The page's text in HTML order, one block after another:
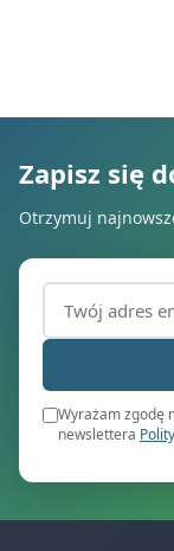
Zapisz się
Otrzymuj
Adres email
Wyrażam zgodę
newslettera